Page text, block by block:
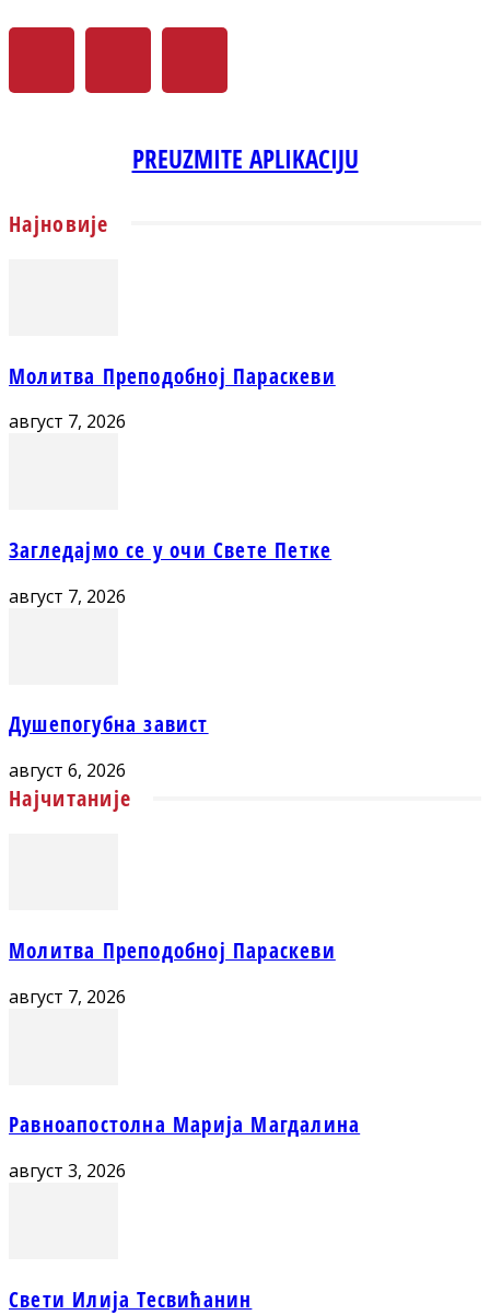
PREUZMITE APLIKACIJU
Најновије
Молитва Преподобној Параскеви
август 7, 2026
Загледајмо се у очи Свете Петке
август 7, 2026
Душепогубна завист
август 6, 2026
Најчитаније
Молитва Преподобној Параскеви
август 7, 2026
Равноапостолна Марија Магдалина
август 3, 2026
Свети Илија Тесвићанин